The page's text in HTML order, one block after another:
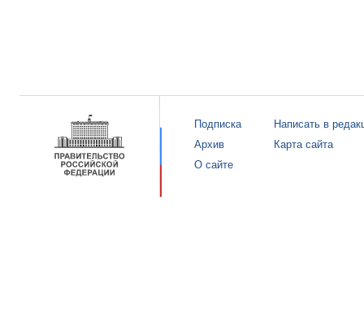
Подписка
Архив
О сайте
Написать в
Карта сайта